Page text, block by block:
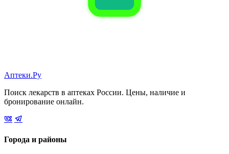
Аптеки.Ру
Поиск лекарств в аптеках России. Цены, наличие и
бронирование онлайн.
Города и районы